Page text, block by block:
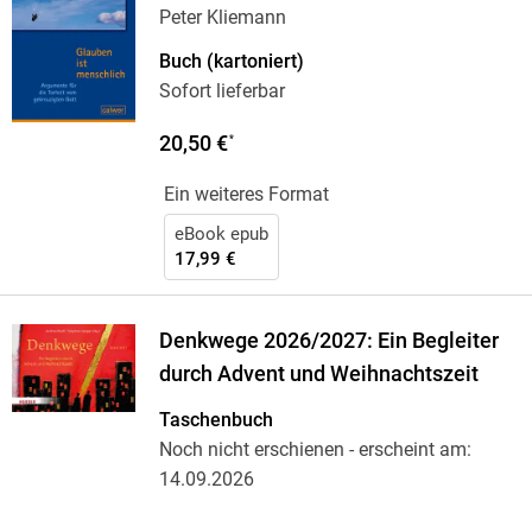
Peter Kliemann
Buch (kartoniert)
Sofort lieferbar
20,50 €*
Ein weiteres Format
eBook epub
17,99 €
Denkwege 2026/2027: Ein Begleiter
durch Advent und Weihnachtszeit
Taschenbuch
Noch nicht erschienen - erscheint am:
14.09.2026